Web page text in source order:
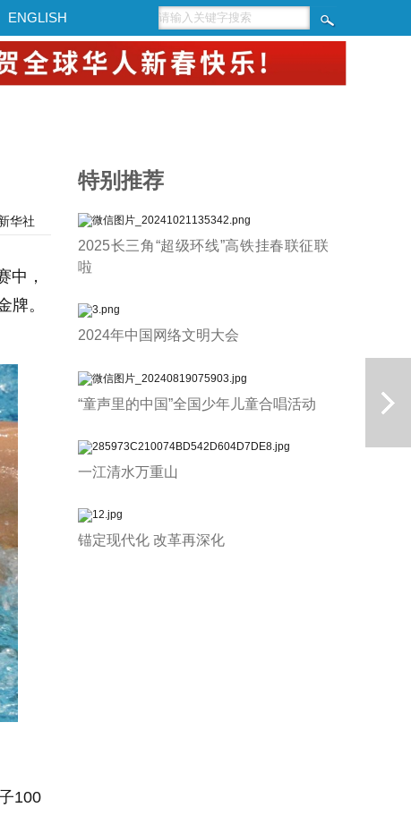
ENGLISH
华社
中，
牌。
100
特别推荐
2025长三角“超级环线”高铁挂春联征联
啦
2024年中国网络文明大会
“童声里的中国”全国少年儿童合唱活动
一江清水万重山
锚定现代化 改革再深化